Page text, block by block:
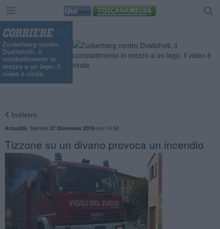
Zuckerberg contro
Dvalishvili, il
combattimento in
mezzo a un lago: il
video è virale
Indietro
Attualità Martedì 27 Dicembre 2016ore 14:58
Tizzone su un divano provoca un incendio